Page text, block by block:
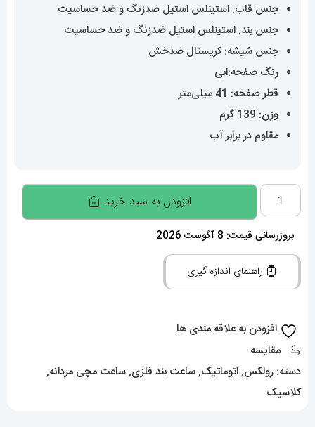
جنس قاب: استینلس استیل ضدزنگ و ضد حساسیت
جنس بند: استینلس استیل ضدزنگ و ضد حساسیت
جنس شیشه: کریستال ضدخش
رنگ صفحه:ابی
قطر صفحه: 41 میلی‌متر
وزن: 139 گرم
مقاوم در برابر آب
ساعت
رولکس
مردانه
مدل
اتوماتیک
استیل
020892
افزودن به سبد خرید
بروزرسانی قیمت: 8 آگوست 2026
راهنمای اندازه گیری
افزودن به علاقه مندی ها
مقایسه
دسته: رولکس,اتوماتیک,ساعت بند فلزی,ساعت مچی مردانه,
کلاسیک